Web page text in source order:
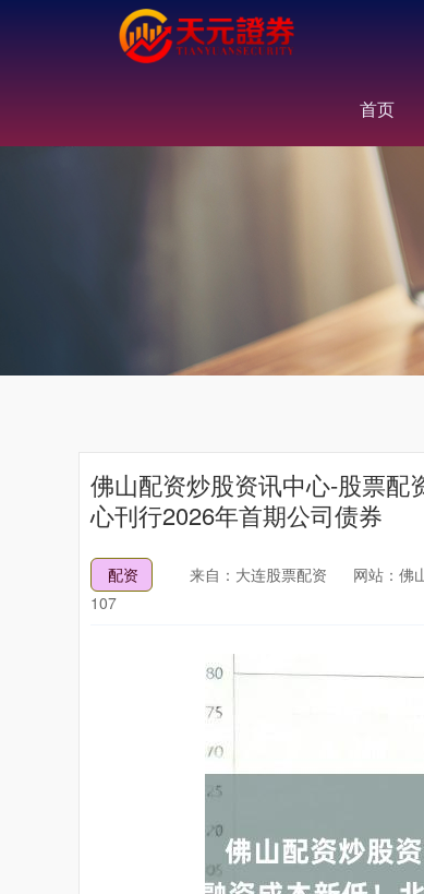
首页
佛山配资炒股资讯中心-股票配
心刊行2026年首期公司债券
配资 来自：大连股票配资 网站：佛
107